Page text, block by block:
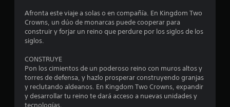
o
a
l
d
Afronta este viaje a solas o en compañía. En Kingdom Two
Crowns, un dúo de monarcas puede cooperar para
construir y forjar un reino que perdure por los siglos de los
siglos.
CONSTRUYE
Pon los cimientos de un poderoso reino con muros altos y
torres de defensa, y hazlo prosperar construyendo granjas
y reclutando aldeanos. En Kingdom Two Crowns, expandir
y desarrollar tu reino te dará acceso a nuevas unidades y